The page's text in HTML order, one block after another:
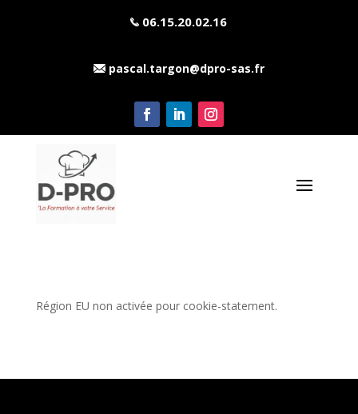
06.15.20.02.16
pascal.targon@dpro-sas.fr
Région EU non activée pour cookie-statement.